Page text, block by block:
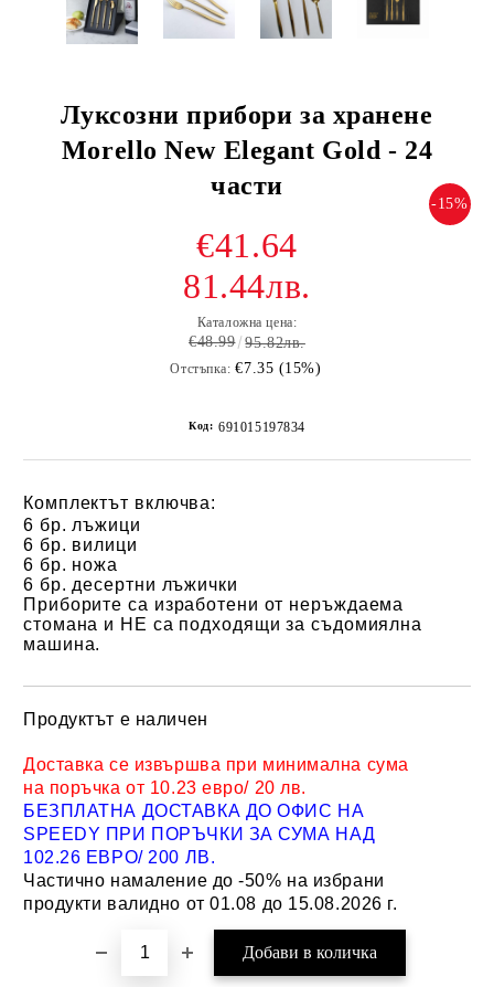
Луксозни прибори за хранене
Morello New Elegant Gold - 24
части
-15%
€41.64
81.44лв.
Каталожна цена:
€48.99 95.82лв.
Отстъпка: €7.35 (15%)
Код: 691015197834
Комплектът включва:
6 бр. лъжици
6 бр. вилици
6 бр. ножа
6 бр. десертни лъжички
Приборите са изработени от неръждаема
стомана и НЕ са подходящи за съдомиялна
машина.
Продуктът е наличен
Доставка се извършва при минимална сума
на поръчка от 10.23 евро/ 20 лв.
БЕЗПЛАТНА ДОСТАВКА ДО ОФИС НА
SPEEDY ПРИ ПОРЪЧКИ ЗА СУМА НАД
102.26 ЕВРО/ 200 ЛВ.
Частично намаление до -50% на избрани
продукти валидно от 01.08 до 15.08.2026 г.